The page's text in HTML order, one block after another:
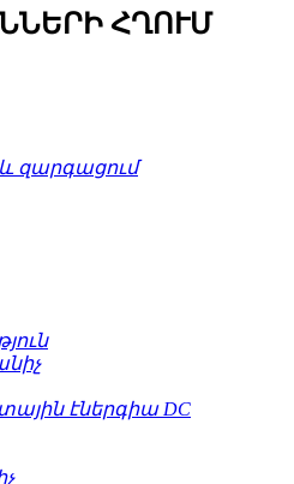
ՀՂՈՒՄ
զարգացում
էներգիա DC